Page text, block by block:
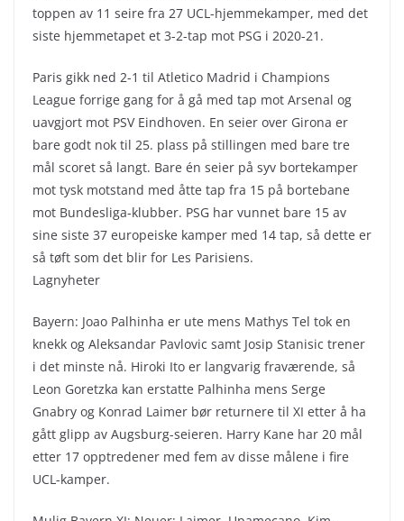
toppen av 11 seire fra 27 UCL-hjemmekamper, med det
siste hjemmetapet et 3-2-tap mot PSG i 2020-21.
Paris gikk ned 2-1 til Atletico Madrid i Champions
League forrige gang for å gå med tap mot Arsenal og
uavgjort mot PSV Eindhoven. En seier over Girona er
bare godt nok til 25. plass på stillingen med bare tre
mål scoret så langt. Bare én seier på syv bortekamper
mot tysk motstand med åtte tap fra 15 på bortebane
mot Bundesliga-klubber. PSG har vunnet bare 15 av
sine siste 37 europeiske kamper med 14 tap, så dette er
så tøft som det blir for Les Parisiens.
Lagnyheter
Bayern: Joao Palhinha er ute mens Mathys Tel tok en
knekk og Aleksandar Pavlovic samt Josip Stanisic trener
i det minste nå. Hiroki Ito er langvarig fraværende, så
Leon Goretzka kan erstatte Palhinha mens Serge
Gnabry og Konrad Laimer bør returnere til XI etter å ha
gått glipp av Augsburg-seieren. Harry Kane har 20 mål
etter 17 opptredener med fem av disse målene i fire
UCL-kamper.